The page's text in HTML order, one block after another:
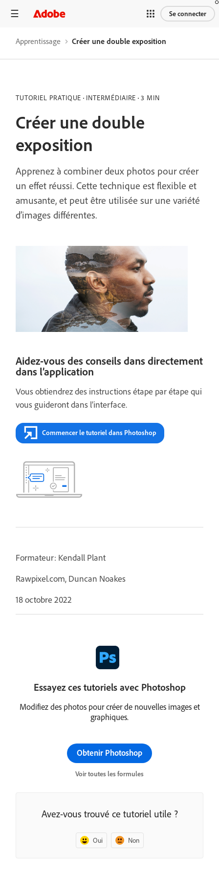
Se connecter
Apprentissage Créer une double exposition
TUTORIEL PRATIQUE INTERMÉDIAIRE 3 MIN
Créer une double
exposition
Apprenez à combiner deux photos pour créer
un effet réussi. Cette technique est flexible et
amusante, et peut être utilisée sur une variété
d’images différentes.
Aidez-vous des conseils dans directement
dans l’application
Vous obtiendrez des instructions étape par étape qui
vous guideront dans l’interface.
Commencer le tutoriel dans Photoshop
Formateur: Kendall Plant
Rawpixel.com, Duncan Noakes
18 octobre 2022
Essayez ces tutoriels avec Photoshop
Modifiez des photos pour créer de nouvelles images et
graphiques.
Obtenir Photoshop
Voir toutes les formules
Avez-vous trouvé ce tutoriel utile ?
Oui Non